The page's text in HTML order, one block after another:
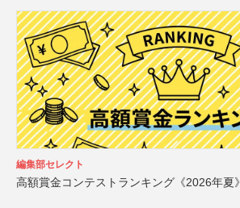
編集部セレクト
高額賞金コンテストランキング《2026年夏》